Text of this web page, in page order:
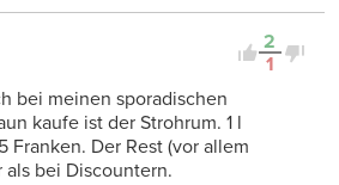
2
1
bei meinen sporadischen
kaufe ist der Strohrum. 1 l
Franken. Der Rest (vor allem
als bei Discountern.